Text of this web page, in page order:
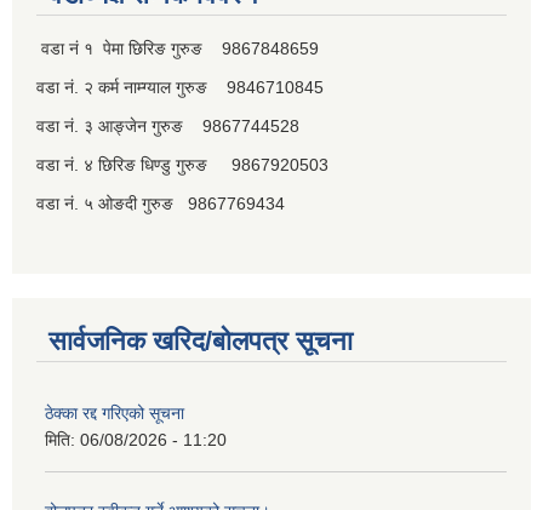
वडा नं १ पेमा छिरिङ गुरुङ 9867848659
वडा नं. २ कर्म नाम्ग्याल गुरुङ 9846710845
वडा नं. ३ आङ्जेन गुरुङ 9867744528
वडा नं. ४ छिरिङ धिण्डु गुरुङ 9867920503
वडा नं. ५ ओङदी गुरुङ 9867769434
सार्वजनिक खरिद/बोलपत्र सूचना
ठेक्का रद्द गरिएको सूचना
मिति: 06/08/2026 - 11:20